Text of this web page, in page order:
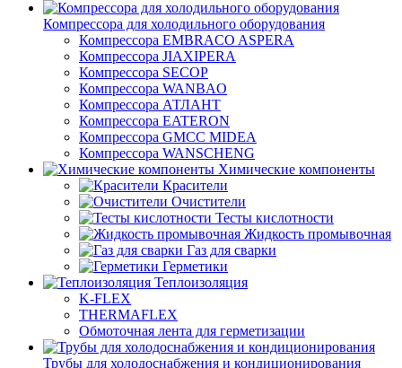
Компрессора для холодильного оборудования
Компрессора EMBRACO ASPERA
Компрессора JIAXIPERA
Компрессора SECOP
Компрессора WANBAO
Компрессора АТЛАНТ
Компрессора EATERON
Компрессора GMCC MIDEA
Компрессора WANSCHENG
Химические компоненты
Красители
Очистители
Тесты кислотности
Жидкость промывочная
Газ для сварки
Герметики
Теплоизоляция
K-FLEX
THERMAFLEX
Обмоточная лента для герметизации
Трубы для холодоснабжения и кондиционирования